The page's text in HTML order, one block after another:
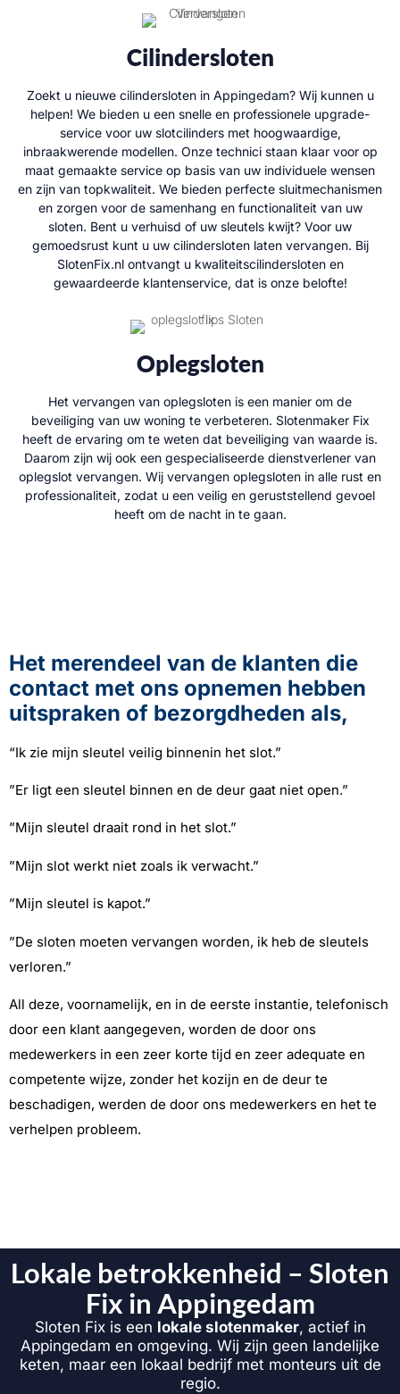
Cilindersloten
Zoekt u nieuwe cilindersloten in Appingedam? Wij kunnen u
helpen! We bieden u een snelle en professionele upgrade-
service voor uw slotcilinders met hoogwaardige,
inbraakwerende modellen. Onze technici staan klaar voor op
maat gemaakte service op basis van uw individuele wensen
en zijn van topkwaliteit. We bieden perfecte sluitmechanismen
en zorgen voor de samenhang en functionaliteit van uw
sloten. Bent u verhuisd of uw sleutels kwijt? Voor uw
gemoedsrust kunt u uw cilindersloten laten vervangen. Bij
SlotenFix.nl ontvangt u kwaliteitscilindersloten en
gewaardeerde klantenservice, dat is onze belofte!
Oplegsloten
Het vervangen van oplegsloten is een manier om de
beveiliging van uw woning te verbeteren. Slotenmaker Fix
heeft de ervaring om te weten dat beveiliging van waarde is.
Daarom zijn wij ook een gespecialiseerde dienstverlener van
oplegslot vervangen. Wij vervangen oplegsloten in alle rust en
professionaliteit, zodat u een veilig en geruststellend gevoel
heeft om de nacht in te gaan.
Het merendeel van de klanten die
contact met ons opnemen hebben
uitspraken of bezorgdheden als,
“Ik zie mijn sleutel veilig binnenin het slot.”
”Er ligt een sleutel binnen en de deur gaat niet open.”
”Mijn sleutel draait rond in het slot.”
”Mijn slot werkt niet zoals ik verwacht.”
”Mijn sleutel is kapot.”
”De sloten moeten vervangen worden, ik heb de sleutels
verloren.”
All deze, voornamelijk, en in de eerste instantie, telefonisch
door een klant aangegeven, worden de door ons
medewerkers in een zeer korte tijd en zeer adequate en
competente wijze, zonder het kozijn en de deur te
beschadigen, werden de door ons medewerkers en het te
verhelpen probleem.
Lokale betrokkenheid – Sloten
Fix in Appingedam
Sloten Fix is een lokale slotenmaker, actief in
Appingedam en omgeving. Wij zijn geen landelijke
keten, maar een lokaal bedrijf met monteurs uit de
regio.